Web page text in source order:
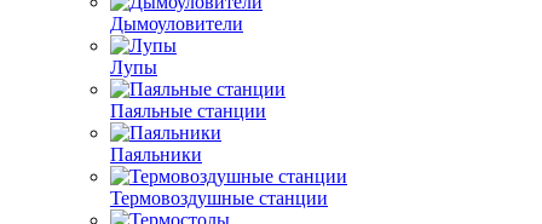
Дымоуловители
Лупы
Паяльные станции
Паяльники
Термовоздушные станции